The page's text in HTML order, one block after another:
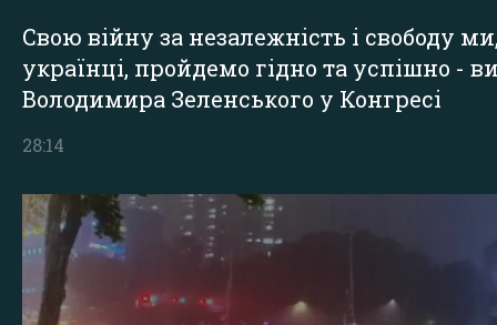
Свою війну за незалежність і свободу
українці, пройдемо гідно та успішно -
Володимира Зеленського у Конгресі
28:14